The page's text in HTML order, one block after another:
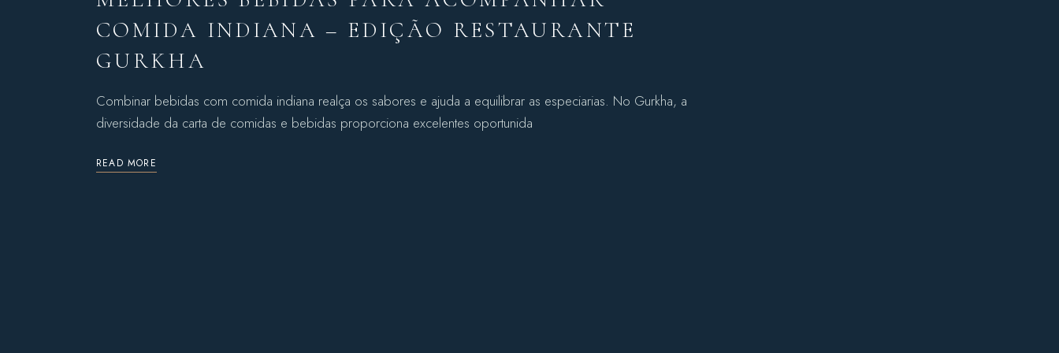
COMIDA INDIANA – EDIÇÃO RESTAURANTE
GURKHA
Combinar bebidas com comida indiana realça os sabores e ajuda a equilibrar as especiarias. No Gurkha, a
diversidade da carta de comidas e bebidas proporciona excelentes oportunida
READ MORE